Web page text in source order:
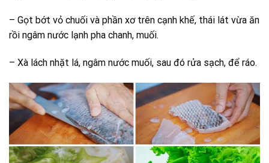
– Gọt bớt vỏ chuối và phần xơ trên cạnh khế, thái lát vừa ăn
rồi ngâm nước lạnh pha chanh, muối.
– Xà lách nhặt lá, ngâm nước muối, sau đó rửa sạch, để ráo.